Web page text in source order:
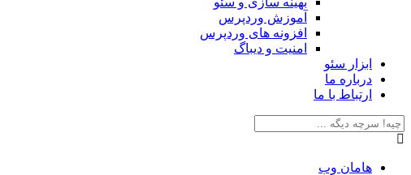
آموزش وردپرس
افزونه های وردپرس
امنیت و دیباگ
ابزار سئو
درباره ما
ارتباط با ما
هامان وب